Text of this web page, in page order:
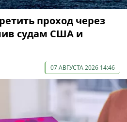
проход через
судам США и
07 АВГУСТА 2026 14:46